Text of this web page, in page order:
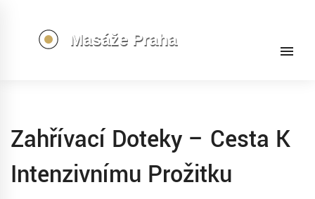
Zahřívací Doteky – Cesta K
Intenzivnímu Prožitku